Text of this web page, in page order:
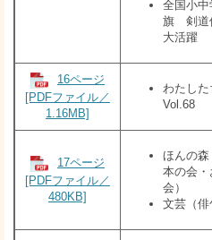
全国小中
旗 剣道
大活躍
16ページ
[PDFファイル／
1.16MB]
わたし
Vol.68
17ページ
[PDFファイル／
480KB]
ほんの
本の会
会）
文芸（俳